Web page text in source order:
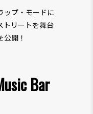
ップ・モードに
トリートを舞台
公開！
Bar